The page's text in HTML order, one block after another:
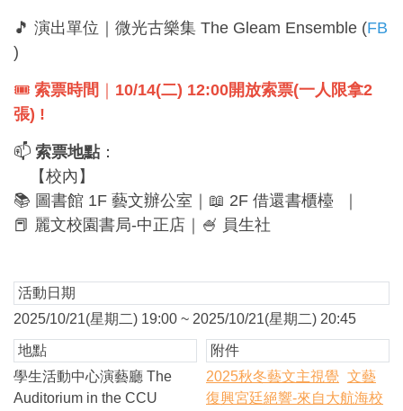
🎵 演出單位｜微光古樂集 The Gleam Ensemble (FB
)
🎟️ 索票時間 10/14(二) 12:00開放索票(一人限拿2
張) !
📫 索票地點：
【校內】
📚 圖書館 1F 藝文辦公室｜📖 2F 借還書櫃檯 ​ ｜
📕 麗文校園書局-中正店｜🍧 員生社
活動日期
2025/10/21(星期二) 19:00 ~ 2025/10/21(星期二) 20:45
地點
學生活動中心演藝廳 The
Auditorium in the CCU
附件
2025秋冬藝文主視覺 文藝
復興宮廷絕響-來自大航海校